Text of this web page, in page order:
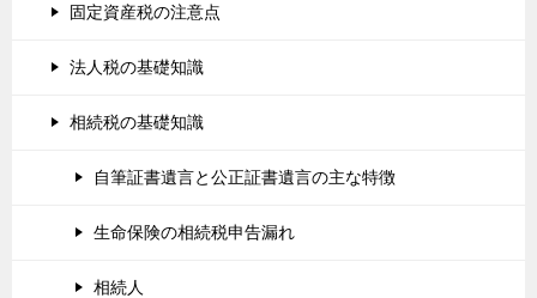
固定資産税の注意点
法人税の基礎知識
相続税の基礎知識
自筆証書遺言と公正証書遺言の主な特徴
生命保険の相続税申告漏れ
相続人